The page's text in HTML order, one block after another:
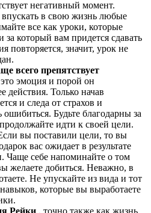
негативный момент.
в свою жизнь любые
все как уроки, которые
который вам придется сдавать
повторяется, значит, урок не
всего препятствует
эмоция и порой он
действия. Только начав
и следа от страхов и
Будьте благодарны за
идти к своей цели.
вы поставили цели, то вы
вас ожидает в результате
Чаще себе напоминайте о том
желаете добиться. Неважно, в
Не упускайте из вида и тот
которые вы выработаете
Рейки , точно также как жизнь